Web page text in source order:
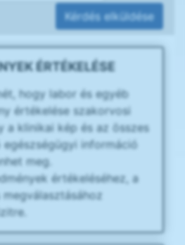
Kérdés elküldése
ÉRTÉKELÉSE
hogy labor és egyéb
értékelése szakorvosi
a klinikai kép és az összes
információ
meg.
értékeléséhez, a